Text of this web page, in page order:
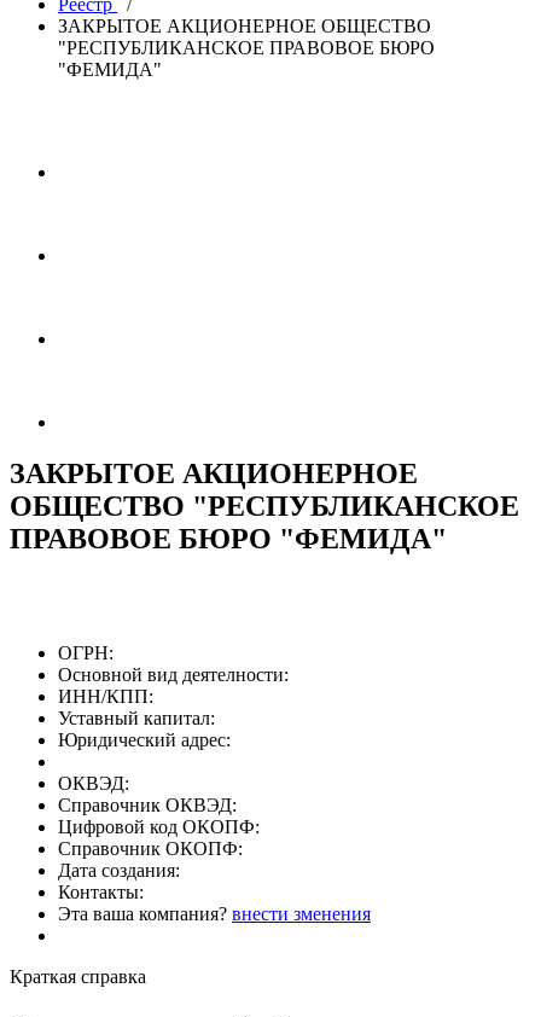
Реестр
/
ЗАКРЫТОЕ АКЦИОНЕРНОЕ ОБЩЕСТВО
"РЕСПУБЛИКАНСКОЕ ПРАВОВОЕ БЮРО
"ФЕМИДА"
ЗАКРЫТОЕ АКЦИОНЕРНОЕ
ОБЩЕСТВО "РЕСПУБЛИКАНСКОЕ
ПРАВОВОЕ БЮРО "ФЕМИДА"
ОГРН:
Основной вид деятелности:
ИНН/КПП:
Уставный капитал:
Юридический адрес:
ОКВЭД:
Справочник ОКВЭД:
Цифровой код ОКОПФ:
Справочник ОКОПФ:
Дата создания:
Контакты:
Эта ваша компания? внести зменения
Краткая справка